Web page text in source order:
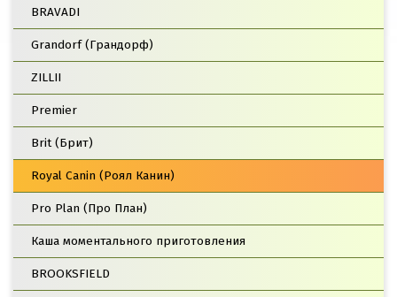
BRAVADI
Grandorf (Грандорф)
ZILLII
Premier
Brit (Брит)
Royal Canin (Роял Канин)
Pro Plan (Про План)
Каша моментального приготовления
BROOKSFIELD